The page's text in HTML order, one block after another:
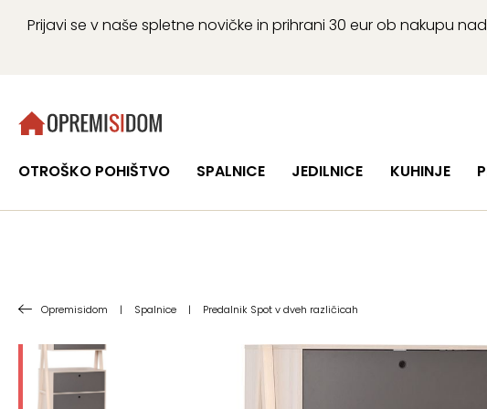
Prijavi se v naše spletne novičke in prihrani 30 eur ob nakupu
OTROŠKO POHIŠTVO SPALNICE JEDILNICE KUHINJE
Opremisidom | Spalnice | Predalnik Spot v dveh različicah